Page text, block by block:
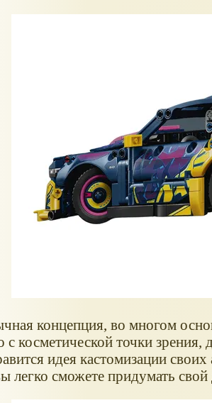
концепция, во многом
с косметической точки
идея кастомизации
легко сможете придумать свой